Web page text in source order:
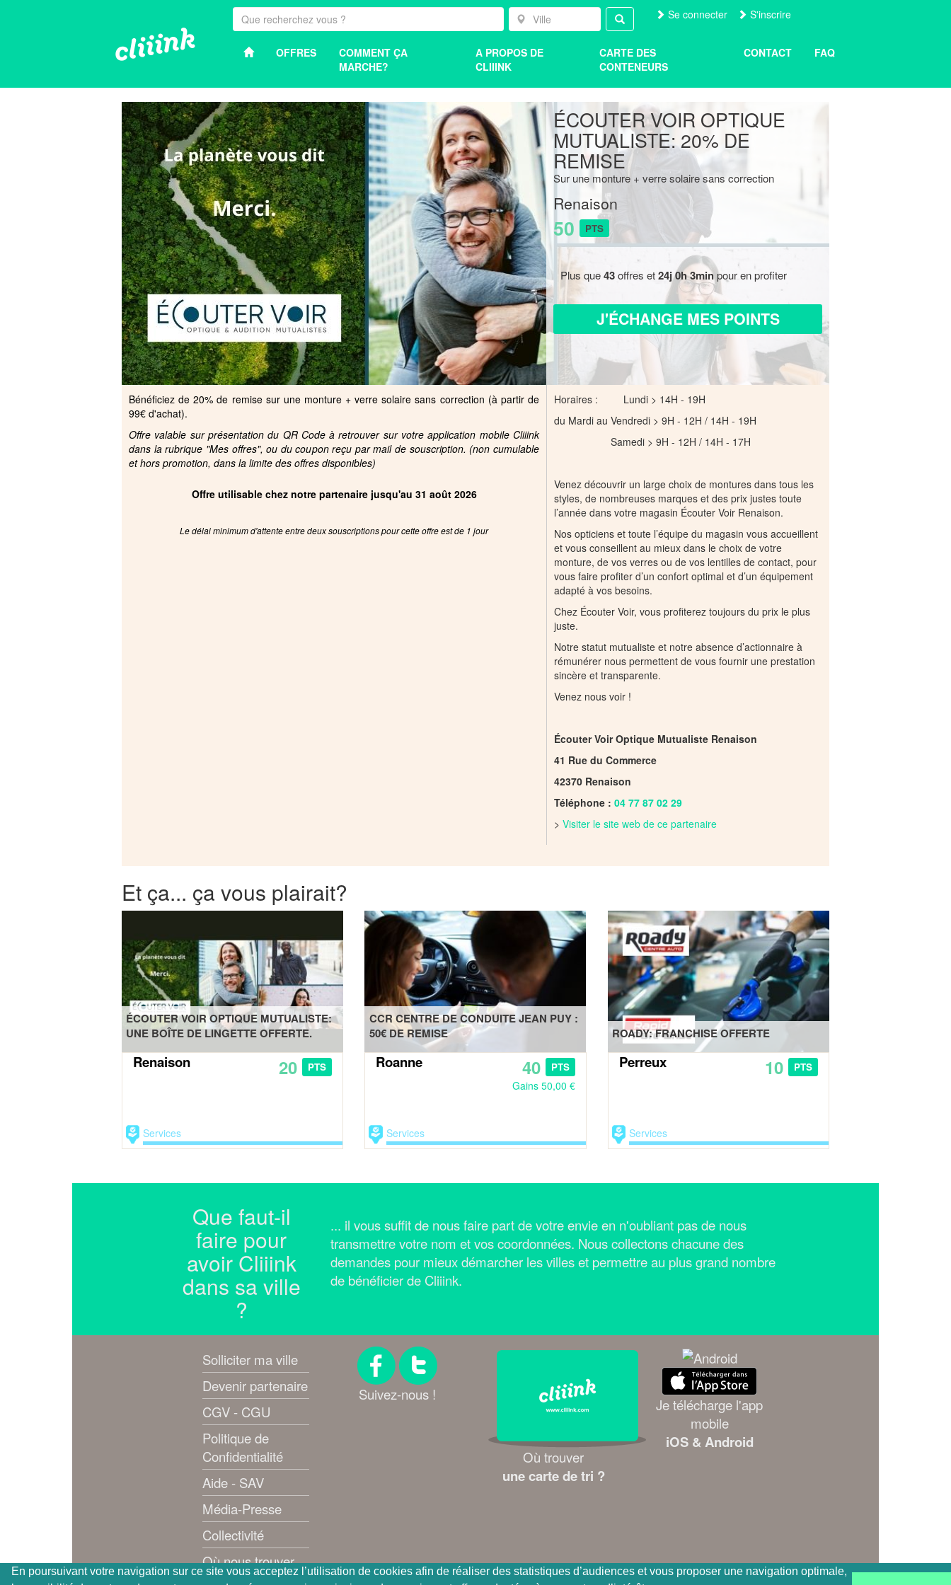
En poursuivant votre navigation sur ce site vous acceptez l’utilisation de cookies afin de réaliser des statistiques d’audiences et vous proposer une navigation optimale,
Se connecter S'inscrire
OFFRES
COMMENT ÇA
MARCHE?
A PROPOS DE
CLIIINK
CARTE DES
CONTENEURS
CONTACT FAQ
ÉCOUTER VOIR OPTIQUE
MUTUALISTE: 20% DE
REMISE
Sur une monture + verre solaire sans correction
Renaison
50 PTS
Plus que43offres et24j 0h 3min pour en profiter
J'ÉCHANGE MES POINTS
Bénéficiez de 20% de remise sur une monture + verre solaire sans correction (à partir de
99€ d'achat).
Offre valable sur présentation du QR Code à retrouver sur votre application mobile Cliiink
dans la rubrique "Mes offres", ou du coupon reçu par mail de souscription. (non cumulable
et hors promotion, dans la limite des offres disponibles)
Offre utilisable chez notre partenaire jusqu'au 31 août 2026
Le délai minimum d'attente entre deux souscriptions pour cette offre est de 1 jour
Horaires : Lundi > 14H - 19H
du Mardi au Vendredi > 9H - 12H / 14H - 19H
Samedi > 9H - 12H / 14H - 17H
Venez découvrir un large choix de montures dans tous les
styles, de nombreuses marques et des prix justes toute
l’année dans votre magasin Écouter Voir Renaison.
Nos opticiens et toute l’équipe du magasin vous accueillent
et vous conseillent au mieux dans le choix de votre
monture, de vos verres ou de vos lentilles de contact, pour
vous faire profiter d’un confort optimal et d’un équipement
adapté à vos besoins.
Chez Écouter Voir, vous profiterez toujours du prix le plus
juste.
Notre statut mutualiste et notre absence d’actionnaire à
rémunérer nous permettent de vous fournir une prestation
sincère et transparente.
Venez nous voir !
Écouter Voir Optique Mutualiste Renaison
41 Rue du Commerce
42370 Renaison
Téléphone : 04 77 87 02 29
> Visiter le site web de ce partenaire
Et ça... ça vous plairait?
ÉCOUTER VOIR OPTIQUE MUTUALISTE:
UNE BOÎTE DE LINGETTE OFFERTE.
Renaison 20 PTS
Services
CCR CENTRE DE CONDUITE JEAN PUY :
50€ DE REMISE
Roanne 40 PTS
Gains 50,00 €
Services
ROADY: FRANCHISE OFFERTE
Perreux 10 PTS
Services
Que faut-il
faire pour
avoir Cliiink
dans sa ville
?
... il vous suffit de nous faire part de votre envie en n'oubliant pas de nous
transmettre votre nom et vos coordonnées. Nous collectons chacune des
demandes pour mieux démarcher les villes et permettre au plus grand nombre
de bénéficier de Cliiink.
Solliciter ma ville
Devenir partenaire
CGV - CGU
Politique de
Confidentialité
Aide - SAV
Média-Presse
Collectivité
Où nous trouver
Suivez-nous !
Où trouver
une carte de tri ?
Je télécharge l'app
mobile
iOS & Android